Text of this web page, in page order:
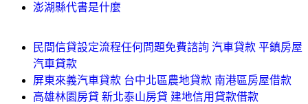
澎湖縣代書是什麼
民間信貸設定流程任何問題免費諮詢 汽車貸款 平鎮房屋
汽車貸款
屏東來義汽車貸款 台中北區農地貸款 南港區房屋借款
高雄林園房貸 新北泰山房貸 建地信用貸款借款